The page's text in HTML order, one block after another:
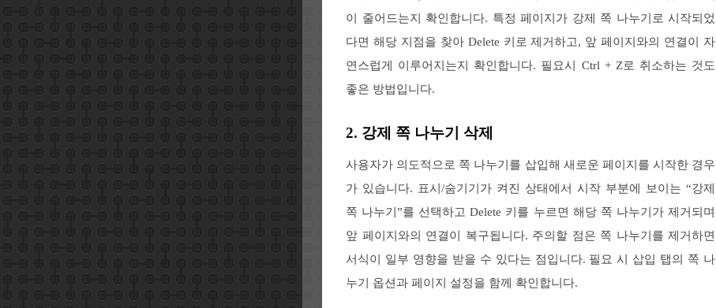
이 줄어드는지 확인합니다. 특정 페이지가 강제 쪽 나누기로 시작되었
다면 해당 지점을 찾아 Delete 키로 제거하고, 앞 페이지와의 연결이 자
연스럽게 이루어지는지 확인합니다. 필요시 Ctrl + Z로 취소하는 것도
좋은 방법입니다.
2. 강제 쪽 나누기 삭제
사용자가 의도적으로 쪽 나누기를 삽입해 새로운 페이지를 시작한 경우
가 있습니다. 표시/숨기기가 켜진 상태에서 시작 부분에 보이는 “강제
쪽 나누기”를 선택하고 Delete 키를 누르면 해당 쪽 나누기가 제거되며
앞 페이지와의 연결이 복구됩니다. 주의할 점은 쪽 나누기를 제거하면
서식이 일부 영향을 받을 수 있다는 점입니다. 필요 시 삽입 탭의 쪽 나
누기 옵션과 페이지 설정을 함께 확인합니다.